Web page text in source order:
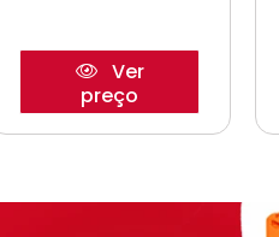
Ver
preço